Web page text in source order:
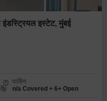
इंडस्ट्रियल इस्टेट, मुंबई
पार्किंग
n/a Covered + 6+ Open